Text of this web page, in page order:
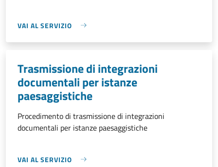
VAI AL SERVIZIO
Trasmissione di integrazioni
documentali per istanze
paesaggistiche
Procedimento di trasmissione di integrazioni
documentali per istanze paesaggistiche
VAI AL SERVIZIO